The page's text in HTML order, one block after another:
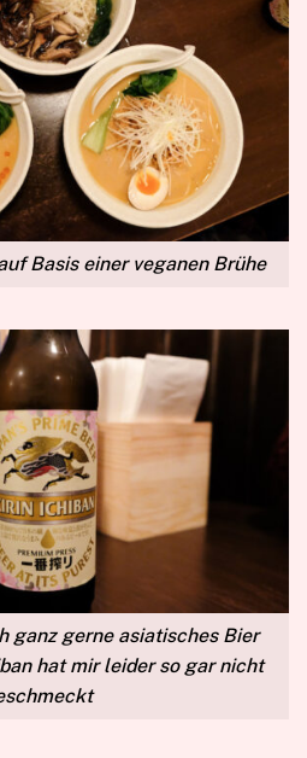
Basis einer veganen Brühe
ganz gerne asiatisches Bier
hat mir leider so gar nicht